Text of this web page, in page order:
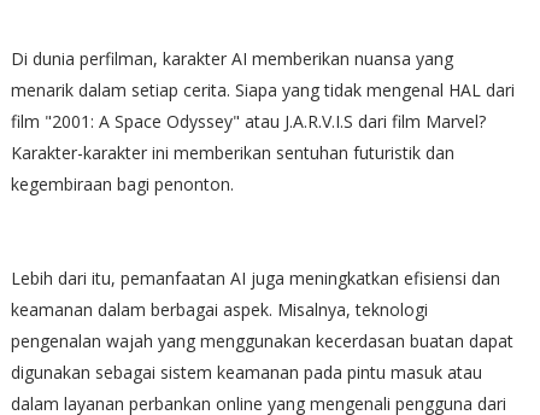
Di dunia perfilman, karakter AI memberikan nuansa yang
menarik dalam setiap cerita. Siapa yang tidak mengenal HAL dari
film "2001: A Space Odyssey" atau J.A.R.V.I.S dari film Marvel?
Karakter-karakter ini memberikan sentuhan futuristik dan
kegembiraan bagi penonton.
Lebih dari itu, pemanfaatan AI juga meningkatkan efisiensi dan
keamanan dalam berbagai aspek. Misalnya, teknologi
pengenalan wajah yang menggunakan kecerdasan buatan dapat
digunakan sebagai sistem keamanan pada pintu masuk atau
dalam layanan perbankan online yang mengenali pengguna dari